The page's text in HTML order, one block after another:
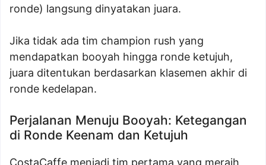
ronde) langsung dinyatakan juara.
Jika tidak ada tim champion rush yang
mendapatkan booyah hingga ronde ketujuh,
juara ditentukan berdasarkan klasemen akhir di
ronde kedelapan.
Perjalanan Menuju Booyah: Ketegangan
di Ronde Keenam dan Ketujuh
CostaCaffe menjadi tim pertama yang meraih